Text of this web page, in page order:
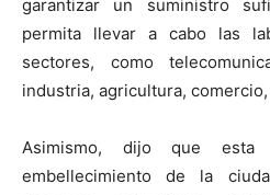
garantizar un suministro
permita llevar a cabo las
sectores, como
industria, agricultura,
Asimismo, dijo que esta
embellecimiento de la